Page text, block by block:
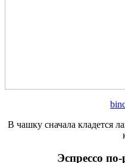
В чашку сначала кладется
Эспрессо